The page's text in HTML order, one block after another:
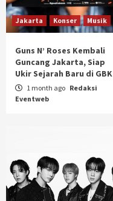
Jakarta Konser Musik
Guns N’ Roses Kembali
Guncang Jakarta, Siap
Ukir Sejarah Baru di GBK
1 month ago Redaksi
Eventweb